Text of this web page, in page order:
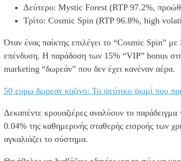
Δεύτερο: Mystic Forest (RTP 97.2%,
Τρίτο: Cosmic Spin (RTP 96.8%, high
Όταν ένας παίκτης επιλέγει το “Cosmic Spin”
επένδυση. Η παράδοση των 15% “VIP” bonus
marketing “δωρεάν” που δεν έχει κανέναν αέρα.
50 ευρω δωρεαν καζινο: Το ψεύτικο ψωμί που
Δεκαπέντε κρουαζιέρες αναλύουν το
0.04% της καθημερινής σταθερής εισροής των
αγκαλιάζει το σύστημα.